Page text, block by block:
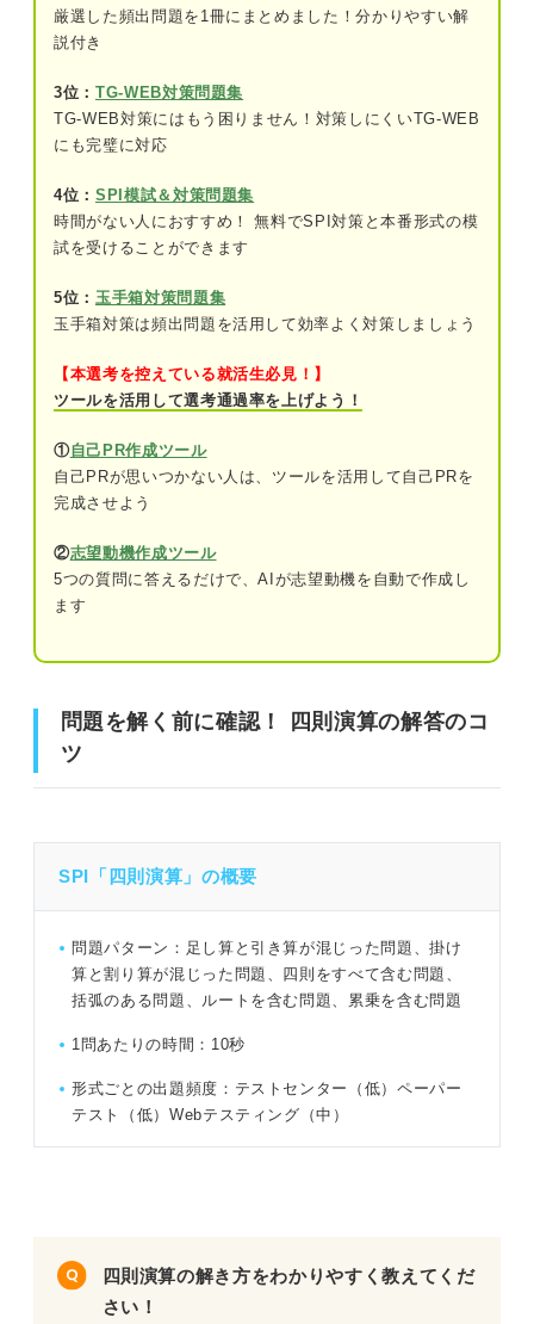
問題9（難易度：★★☆☆☆）
問題11（難易度：★★☆☆☆）
問題13（難易度：★★★☆☆）
問題14（難易度：★★★☆☆）
問題15（難易度：★★★☆☆）
問題16（難易度：★★★☆☆）
問題18（難易度：★★★☆☆）
問題24（難易度：★★★★☆）
問題26（難易度：★★★★★）
問題27（難易度：★★★★★）
問題28（難易度：★★★★★）
問題29（難易度：★★★★★）
う！
厳選した頻出問題を1冊にまとめました！分かりやすい解
説付き
3位： TG-WEB対策問題集
TG-WEB対策にはもう困りません！対策しにくいTG-WEB
にも完璧に対応
4位： SPI模試＆対策問題集
時間がない人におすすめ！ 無料でSPI対策と本番形式の模
試を受けることができます
5位： 玉手箱対策問題集
玉手箱対策は頻出問題を活用して効率よく対策しましょう
【本選考を控えている就活生必見！】
ツールを活用して選考通過率を上げよう！
①自己PR作成ツール
自己PRが思いつかない人は、ツールを活用して自己PRを
完成させよう
②志望動機作成ツール
5つの質問に答えるだけで、AIが志望動機を自動で作成し
ます
問題を解く前に確認！ 四則演算の解答のコ
ツ
SPI「四則演算」の概要
問題パターン：足し算と引き算が混じった問題、掛け
算と割り算が混じった問題、四則をすべて含む問題、
括弧のある問題、ルートを含む問題、累乗を含む問題
1問あたりの時間：10秒
形式ごとの出題頻度：テストセンター（低）ペーパー
テスト（低）Webテスティング（中）
四則演算の解き方をわかりやすく教えてくだ
さい！
問題を解く前に確認！ 四則演算の解答のコツ
SPI「四則演算」練習問題30問｜西さんによる解き方の解
説付き！
問題3（難易度：★☆☆☆☆）
問題4（難易度：★☆☆☆☆）
問題7（難易度：★★☆☆☆）
問題10（難易度：★★☆☆☆）